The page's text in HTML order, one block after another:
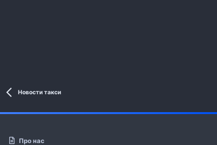
Новости такси
Про нас